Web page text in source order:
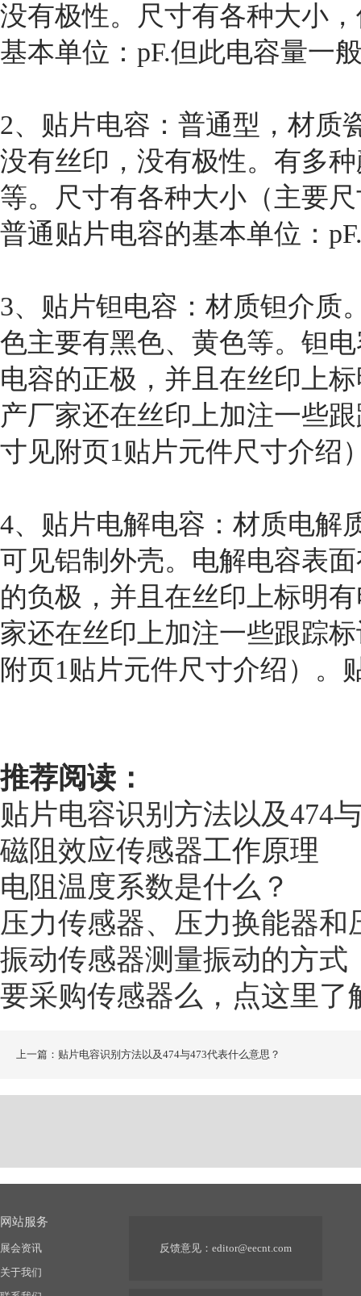
没有极性。尺寸有各种大小
基本单位：pF.但此电容量一
2、贴片电容：普通型，材质
没有丝印，没有极性。有多
等。尺寸有各种大小（主要
普通贴片电容的基本单位：
3、贴片钽电容：材质钽介质
色主要有黑色、黄色等。钽
电容的正极，并且在丝印上
产厂家还在丝印上加注一些
寸见附页1贴片元件尺寸介绍
4、贴片电解电容：材质电解
可见铝制外壳。电解电容表
的负极，并且在丝印上标明
家还在丝印上加注一些跟踪
附页1贴片元件尺寸介绍）。
推荐阅读：
贴片电容识别方法以及474
磁阻效应传感器工作原理
电阻温度系数是什么？
压力传感器、压力换能器和
振动传感器测量振动的方式
要采购传感器么，点这里了
上一篇：贴片电容识别方法以及474与473代表什么意思？
网站服务
展会资讯
关于我们
反馈意见： editor@eecnt.com